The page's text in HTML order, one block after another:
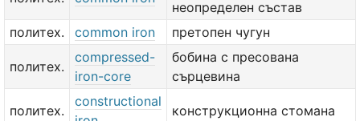
неопределен състав
политех.
common iron претопен чугун
политех.
compressed-
iron-core
бобина с пресована
сърцевина
политех.
constructional
конструкционна стомана